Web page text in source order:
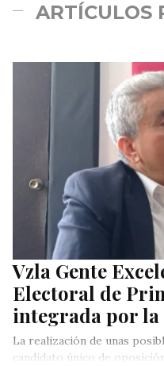
ARTÍCULOS
Vzla Gente
Electoral de
integrada por la
La realización de unas
candidato único de